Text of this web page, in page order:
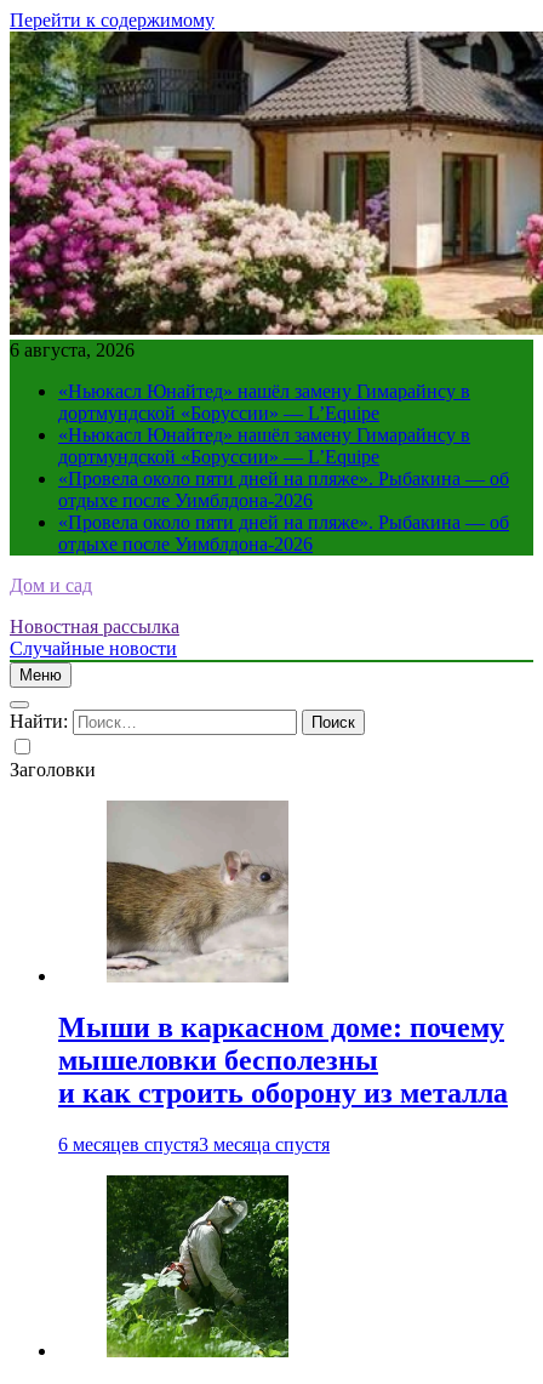
Перейти к содержимому
6 августа, 2026
«Ньюкасл Юнайтед» нашёл замену Гимарайнсу в
дортмундской «Боруссии» — L’Equipe
«Ньюкасл Юнайтед» нашёл замену Гимарайнсу в
дортмундской «Боруссии» — L’Equipe
«Провела около пяти дней на пляже». Рыбакина — об
отдыхе после Уимблдона-2026
«Провела около пяти дней на пляже». Рыбакина — об
отдыхе после Уимблдона-2026
Дом и сад
Новостная рассылка
Случайные новости
Меню
Найти:
Заголовки
Мыши в каркасном доме: почему
мышеловки бесполезны
и как строить оборону из металла
6 месяцев спустя3 месяца спустя